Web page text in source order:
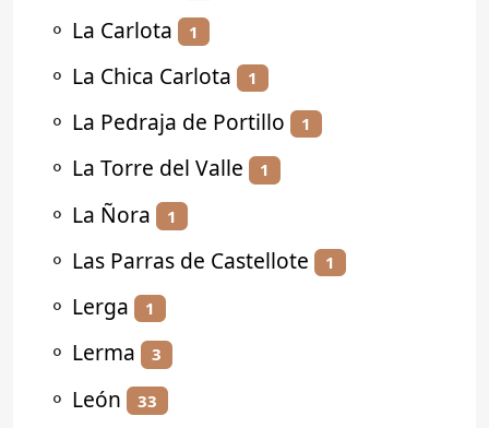
⚬ La Carlota 1
⚬ La Chica Carlota 1
⚬ La Pedraja de Portillo 1
⚬ La Torre del Valle 1
⚬ La Ñora 1
⚬ Las Parras de Castellote 1
⚬ Lerga 1
⚬ Lerma 3
⚬ León 33